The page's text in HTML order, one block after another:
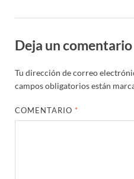
Deja un comentario
Tu dirección de correo
campos obligatorios están
COMENTARIO *